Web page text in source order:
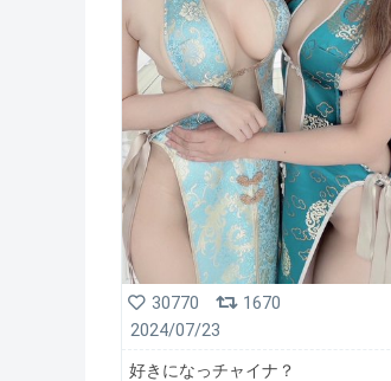
30770
1670
2024/07/23
好きになっチャイナ？